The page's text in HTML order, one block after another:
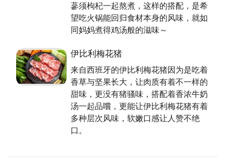
蔘须枸杞一起熬煮，这样的搭配，是希
望吃火锅能回归食材本身的风味，就如
同妈妈煮得鸡汤般的滋味～
伊比利梅花猪
来自西班牙的伊比利梅花猪因为是吃着
香草与坚果长大，让肉质有着不一样的
甜味，更没有猪骚味，搭配着香浓牛奶
汤一起品嚐，更能让伊比利梅花猪有着
多种层次风味，软嫩口感让人赞不绝
口。